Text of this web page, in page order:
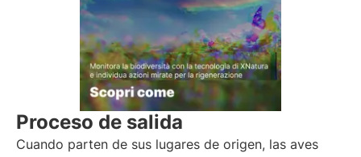
Proceso de salida
Cuando parten de sus lugares de origen, las aves